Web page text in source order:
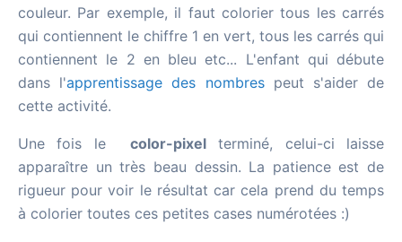
couleur. Par exemple, il faut colorier tous les carrés
qui contiennent le chiffre 1 en vert, tous les carrés qui
contiennent le 2 en bleu etc... L'enfant qui débute
dans l'apprentissage des nombrespeut s'aider de
cette activité.
Une fois le color-pixelterminé, celui-ci laisse
apparaître un très beau dessin. La patience est de
rigueur pour voir le résultat car cela prend du temps
à colorier toutes ces petites cases numérotées :)